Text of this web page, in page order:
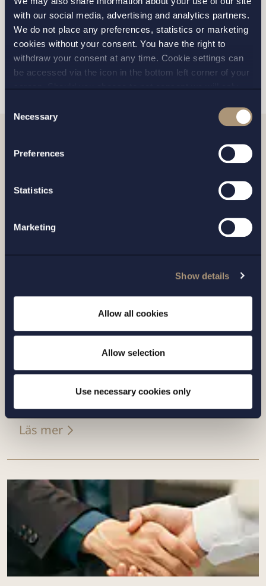
with our social media, advertising and analytics partners.
We do not place any preferences, statistics or marketing
cookies without your consent. You have the right to
withdraw your consent at any time. Cookie settings can
be accessed via the icon in the bottom left corner of your
screen. Should you choose to not consent we will only
andprivacy policy
for more details on cookies and our
Selection
Necessary
Preferences
Statistics
Marketing
Show details
Allow all cookies
Allow selection
Use necessary cookies only
personuppgiftspolicy
SKICKA
Relaterade nyheter
UPPDRAG |9 JULI 2026
ytterligare fastigheter i Barkarbyst...
Läs mer